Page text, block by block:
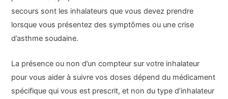
secours sont les inhalateurs que vous devez prendre
lorsque vous présentez des symptômes ou une crise
d’asthme soudaine.
La présence ou non d’un compteur sur votre inhalateur
pour vous aider à suivre vos doses dépend du médicament
spécifique qui vous est prescrit, et non du type d’inhalateur